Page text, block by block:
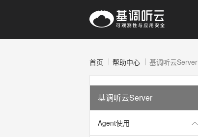
首页 帮助中心 基调听云Server
基调听云Server
Agent使用